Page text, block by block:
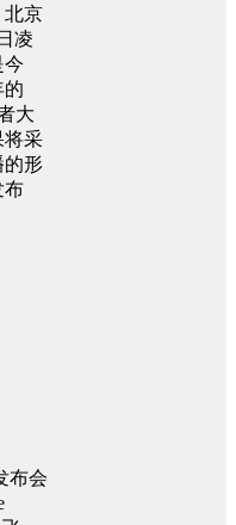
北京
凌
今
的
大
将采
的形
布
布会